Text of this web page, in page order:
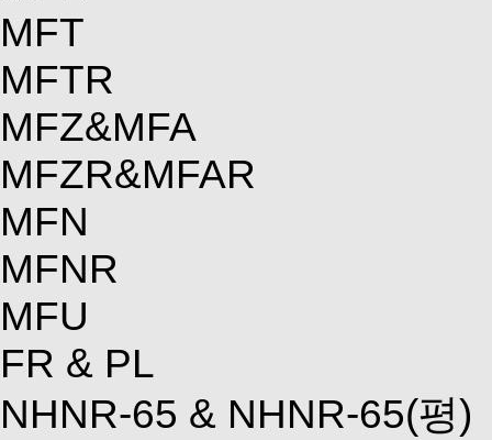
MFT
MFTR
MFZ&MFA
MFZR&MFAR
MFN
MFNR
MFU
FR & PL
NHNR-65 & NHNR-65(평)